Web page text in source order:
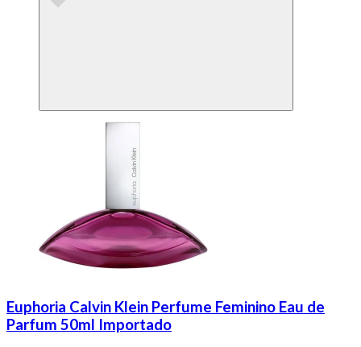
Euphoria Calvin Klein Perfume Feminino Eau de
Parfum 50ml Importado